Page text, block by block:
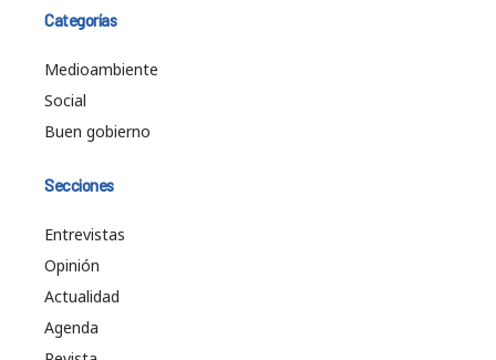
Categorías
Medioambiente
Social
Buen gobierno
Secciones
Entrevistas
Opinión
Actualidad
Agenda